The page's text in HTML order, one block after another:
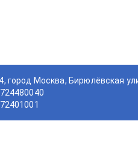
город Москва, Бирюлёвская